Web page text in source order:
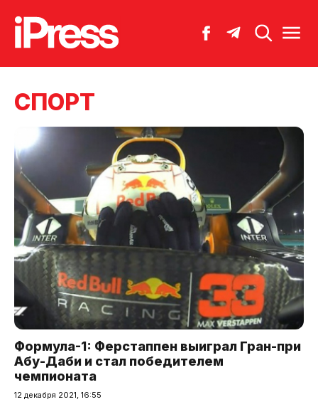
СПОРТ
Формула-1: Ферстаппен выиграл Гран-при
Абу-Даби и стал победителем
чемпионата
12 декабря 2021, 16:55